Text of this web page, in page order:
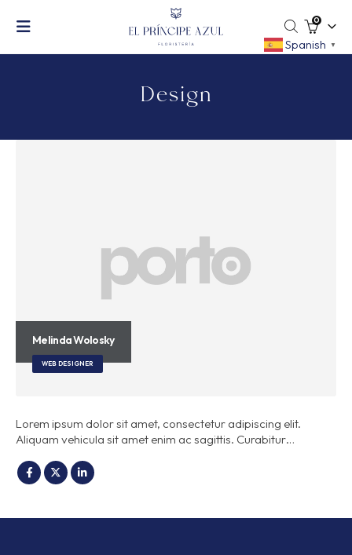
0
Design
Melinda Wolosky
WEB DESIGNER
Lorem ipsum dolor sit amet, consectetur adipiscing elit.
Aliquam vehicula sit amet enim ac sagittis. Curabitur…
Spanish ▼